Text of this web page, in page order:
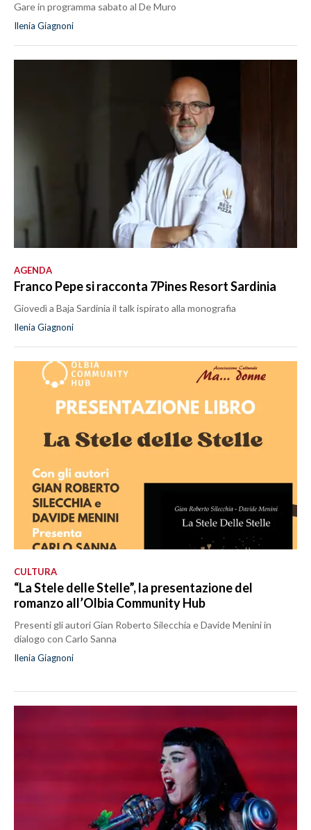
Gare in programma sabato al De Muro
Ilenia Giagnoni
AGENDA
Franco Pepe si racconta 7Pines Resort Sardinia
Giovedì a Baja Sardinia il talk ispirato alla monografia
Ilenia Giagnoni
CULTURA
“La Stele delle Stelle”, la presentazione del
romanzo all’Olbia Community Hub
Presenti gli autori Gian Roberto Silecchia e Davide Menini in
dialogo con Carlo Sanna
Ilenia Giagnoni